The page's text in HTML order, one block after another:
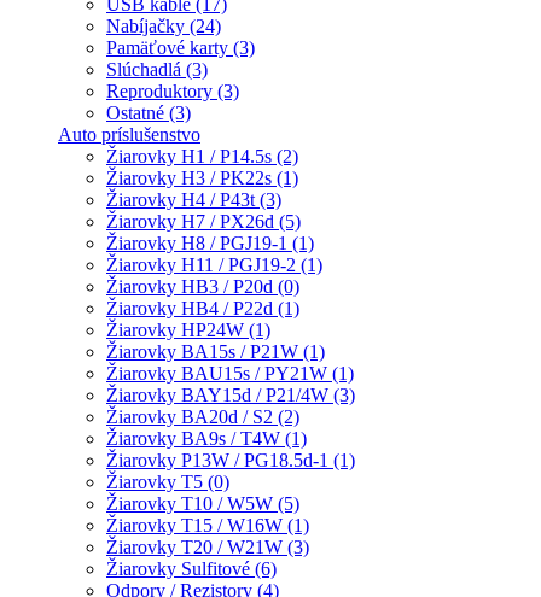
USB káble (17)
Nabíjačky (24)
Pamäťové karty (3)
Slúchadlá (3)
Reproduktory (3)
Ostatné (3)
Auto príslušenstvo
Žiarovky H1 / P14.5s (2)
Žiarovky H3 / PK22s (1)
Žiarovky H4 / P43t (3)
Žiarovky H7 / PX26d (5)
Žiarovky H8 / PGJ19-1 (1)
Žiarovky H11 / PGJ19-2 (1)
Žiarovky HB3 / P20d (0)
Žiarovky HB4 / P22d (1)
Žiarovky HP24W (1)
Žiarovky BA15s / P21W (1)
Žiarovky BAU15s / PY21W (1)
Žiarovky BAY15d / P21/4W (3)
Žiarovky BA20d / S2 (2)
Žiarovky BA9s / T4W (1)
Žiarovky P13W / PG18.5d-1 (1)
Žiarovky T5 (0)
Žiarovky T10 / W5W (5)
Žiarovky T15 / W16W (1)
Žiarovky T20 / W21W (3)
Žiarovky Sulfitové (6)
Odpory / Rezistory (4)